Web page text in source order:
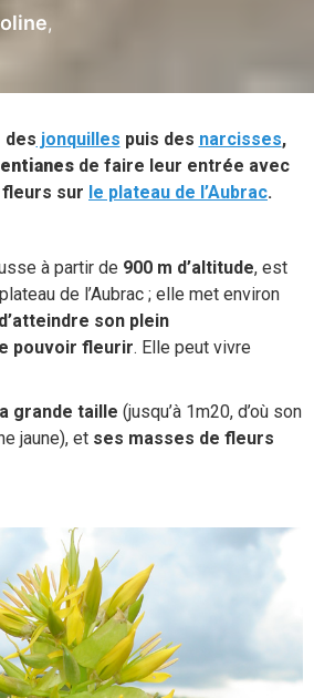
jonquilles puis des narcisses,
de faire leur entrée avec
sur le plateau de l’Aubrac.
à partir de 900 m d’altitude, est
de l’Aubrac ; elle met environ
son plein
pouvoir fleurir. Elle peut vivre
grande taille (jusqu’à 1m20, d’où son
jaune), et ses masses de fleurs